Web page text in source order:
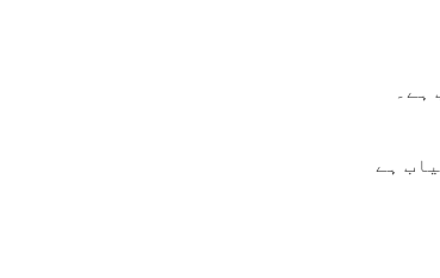
ہے۔
ہے